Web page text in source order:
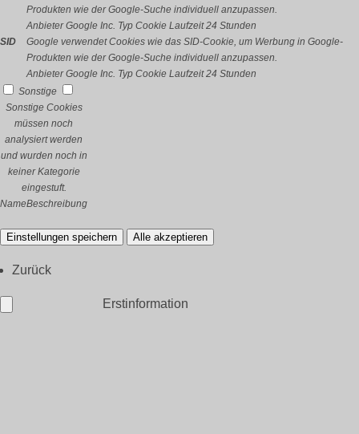
Produkten wie der Google-Suche individuell anzupassen.
Anbieter Google Inc. Typ Cookie Laufzeit 24 Stunden
SID
Google verwendet Cookies wie das SID-Cookie, um Werbung in Google-
Produkten wie der Google-Suche individuell anzupassen.
Anbieter Google Inc. Typ Cookie Laufzeit 24 Stunden
Sonstige
Sonstige Cookies
müssen noch
analysiert werden
und wurden noch in
keiner Kategorie
eingestuft.
NameBeschreibung
Einstellungen speichern Alle akzeptieren
Zurück
Erstinformation